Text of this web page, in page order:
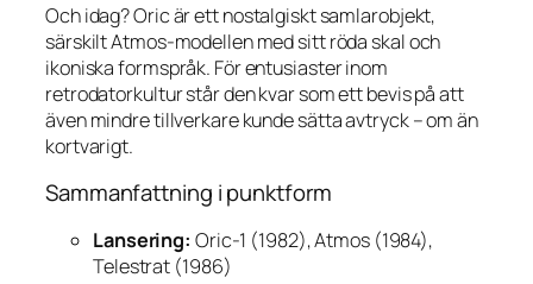
Och idag?Oric är ett nostalgiskt samlarobjekt,
särskilt Atmos-modellen med sitt röda skal och
ikoniska formspråk. För entusiaster inom
retrodatorkultur står den kvar som ett bevis på att
även mindre tillverkare kunde sätta avtryck – om än
kortvarigt.
Sammanfattning i punktform
Lansering: Oric-1 (1982), Atmos (1984),
Telestrat (1986)